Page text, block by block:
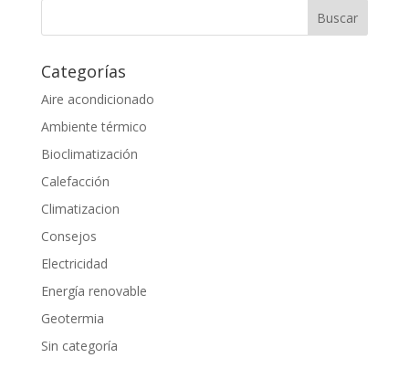
Categorías
Aire acondicionado
Ambiente térmico
Bioclimatización
Calefacción
Climatizacion
Consejos
Electricidad
Energía renovable
Geotermia
Sin categoría